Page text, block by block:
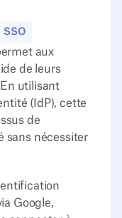
SSO
aux
de leurs
utilisant
(IdP), cette
de
sans nécessiter
Google,